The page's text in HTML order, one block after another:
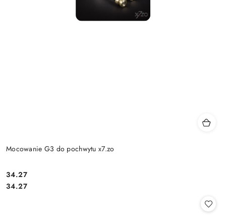
Mocowanie G3 do pochwytu x7.zo
Cena:
34.27
Cena:
34.27